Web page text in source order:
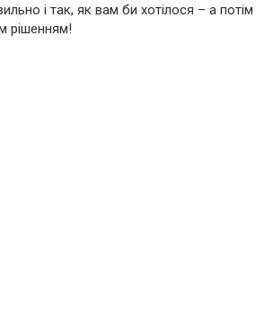
і так, як вам би хотілося – а потім
рішенням!